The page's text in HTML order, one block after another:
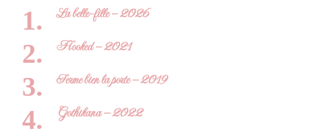
La belle-fille – 2026
Hooked – 2021
Ferme bien la porte – 2019
Gothikana – 2022